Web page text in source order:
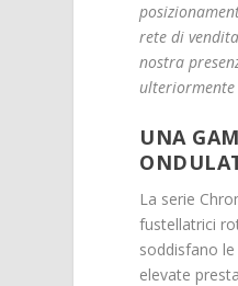
rete di
nostra
ulteriormente
UNA
La serie
fustellatrici
soddisfano
elevate